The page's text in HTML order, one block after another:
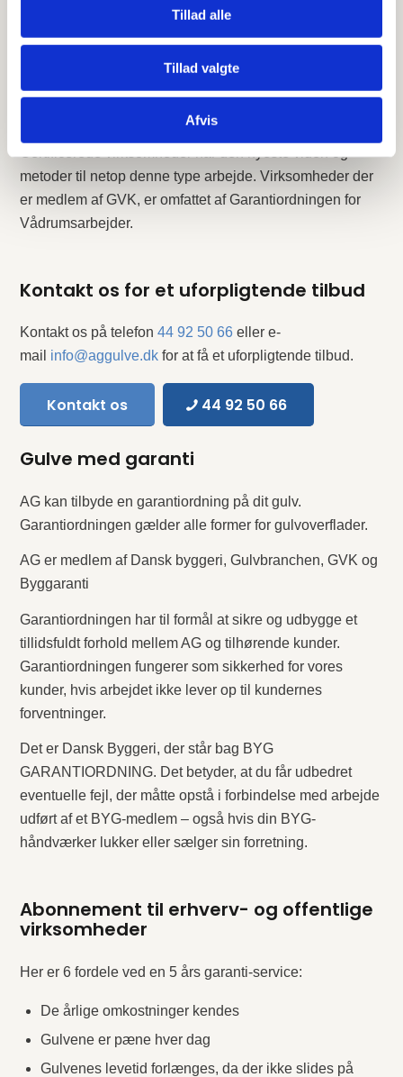
Tillad alle
Tillad valgte
Afvis
Gulve med garanti
AG kan tilbyde en garantiordning på dit gulv.
Garantiordningen gælder alle former for gulvoverflader.
AG er medlem af Dansk byggeri, Gulvbranchen, GVK og
Byggaranti
Garantiordningen har til formål at sikre og udbygge et
tillidsfuldt forhold mellem AG og tilhørende kunder.
Garantiordningen fungerer som sikkerhed for vores
kunder, hvis arbejdet ikke lever op til kundernes
forventninger.
Det er Dansk Byggeri, der står bag BYG
GARANTIORDNING. Det betyder, at du får udbedret
eventuelle fejl, der måtte opstå i forbindelse med arbejde
udført af et BYG-medlem – også hvis din BYG-
håndværker lukker eller sælger sin forretning.
Abonnement til erhverv- og offentlige
virksomheder
Her er 6 fordele ved en 5 års garanti-service:
De årlige omkostninger kendes
Gulvene er pæne hver dag
Gulvenes levetid forlænges, da der ikke slides på
Gulvfirmaer som er certificeret af GVK er garanter for at
vådrumsgulve lægges i henhold til alle gældende regler.
GVK besidder den ekspertise, som er gældende indenfor
metoder til netop denne type arbejde. Virksomheder der
er medlem af GVK, er omfattet af Garantiordningen for
Vådrumsarbejder.
Kontakt os for et uforpligtende tilbud
Kontakt os på telefon44 92 50 66 eller e-
mail info@aggulve.dk for at få et uforpligtende tilbud.
Kontakt os 44 92 50 66